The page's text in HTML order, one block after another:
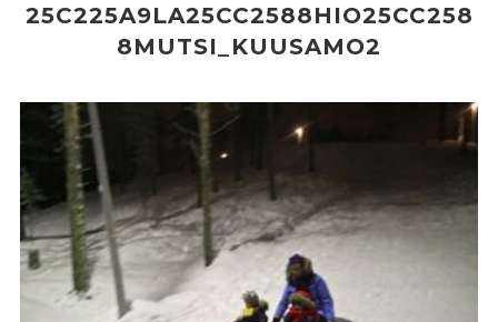
25C225A9LA25CC2588HIO25CC258
8MUTSI_KUUSAMO2